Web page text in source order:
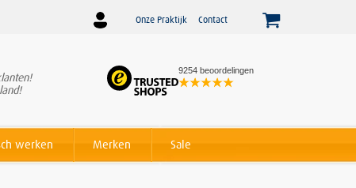
Onze Praktijk Contact
9254 beoordelingen
WinnaarBeslist Webshop
Award voor beste service!
werken Merken Sale